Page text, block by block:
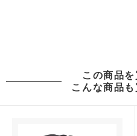
この商品
こんな商品